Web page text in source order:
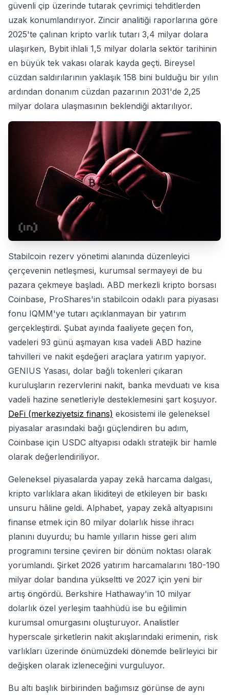
güvenli çip üzerinde tutarak çevrimiçi tehditlerden
uzak konumlandırıyor. Zincir analitiği raporlarına göre
2025'te çalınan kripto varlık tutarı 3,4 milyar dolara
ulaşırken, Bybit ihlali 1,5 milyar dolarla sektör tarihinin
en büyük tek vakası olarak kayda geçti. Bireysel
cüzdan saldırılarının yaklaşık 158 bini bulduğu bir yılın
ardından donanım cüzdan pazarının 2031'de 2,25
milyar dolara ulaşmasının beklendiği aktarılıyor.
Stabilcoin rezerv yönetimi alanında düzenleyici
çerçevenin netleşmesi, kurumsal sermayeyi de bu
pazara çekmeye başladı. ABD merkezli kripto borsası
Coinbase, ProShares'in stabilcoin odaklı para piyasası
fonu IQMM'ye tutarı açıklanmayan bir yatırım
gerçekleştirdi. Şubat ayında faaliyete geçen fon,
vadeleri 93 günü aşmayan kısa vadeli ABD hazine
tahvilleri ve nakit eşdeğeri araçlara yatırım yapıyor.
GENIUS Yasası, dolar bağlı tokenleri çıkaran
kuruluşların rezervlerini nakit, banka mevduatı ve kısa
vadeli hazine senetleriyle desteklemesini şart koşuyor.
DeFi (merkeziyetsiz finans) ekosistemi ile geleneksel
piyasalar arasındaki bağı güçlendiren bu adım,
Coinbase için USDC altyapısı odaklı stratejik bir hamle
olarak değerlendiriliyor.
Geleneksel piyasalarda yapay zekâ harcama dalgası,
kripto varlıklara akan likiditeyi de etkileyen bir baskı
unsuru hâline geldi. Alphabet, yapay zekâ altyapısını
finanse etmek için 80 milyar dolarlık hisse ihracı
planını duyurdu; bu hamle yılların hisse geri alım
programını tersine çeviren bir dönüm noktası olarak
yorumlandı. Şirket 2026 yatırım harcamalarını 180-190
milyar dolar bandına yükseltti ve 2027 için yeni bir
artış öngördü. Berkshire Hathaway'in 10 milyar
dolarlık özel yerleşim taahhüdü ise bu eğilimin
kurumsal omurgasını oluşturuyor. Analistler
hyperscale şirketlerin nakit akışlarındaki erimenin, risk
varlıkları üzerinde önümüzdeki dönemde belirleyici bir
değişken olarak izleneceğini vurguluyor.
Bu altı başlık birbirinden bağımsız görünse de aynı